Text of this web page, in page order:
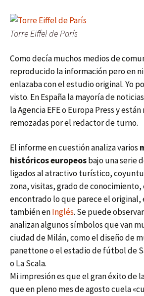
Torre Eiffel de París
Como decía muchos medios de
reproducido la información pero en
enlazaba con el estudio original. Yo
visto. En España la mayoría de
la Agencia EFE o Europa Press y
remozadas por el redactor de turno.
El informe en cuestión analiza varios
históricos europeosbajo una serie
ligados al atractivo turístico,
zona, visitas, grado de
encontrado lo que parece el original,
también enInglés. Se puede
analizan algunos símbolos que van
ciudad de Milán, como el diseño de
panettone o el estadio de fútbol de
o La Scala.
Mi impresión es que el gran éxito de
que en pleno mes de agosto cuela